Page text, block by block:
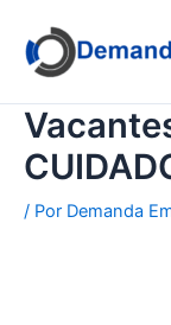
contenido
/ Por Demanda